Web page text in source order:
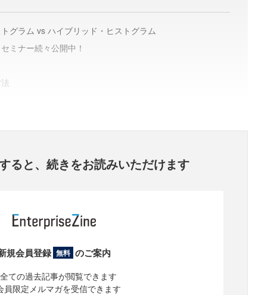
グラム vs ハイブリッド・ヒストグラム
ミナー続々公開中！
ると、続きをお読みいただけます
規会員登録 無料 のご案内
全ての過去記事が閲覧できます
員限定メルマガを受信できます